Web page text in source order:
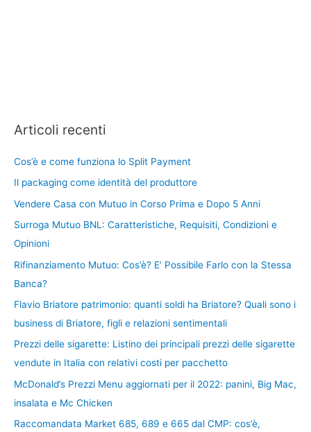
Articoli recenti
Cos’è e come funziona lo Split Payment
Il packaging come identità del produttore
Vendere Casa con Mutuo in Corso Prima e Dopo 5 Anni
Surroga Mutuo BNL: Caratteristiche, Requisiti, Condizioni e
Opinioni
Rifinanziamento Mutuo: Cos’è? E’ Possibile Farlo con la Stessa
Banca?
Flavio Briatore patrimonio: quanti soldi ha Briatore? Quali sono i
business di Briatore, figli e relazioni sentimentali
Prezzi delle sigarette: Listino dei principali prezzi delle sigarette
vendute in Italia con relativi costi per pacchetto
McDonald’s Prezzi Menu aggiornati per il 2022: panini, Big Mac,
insalata e Mc Chicken
Raccomandata Market 685, 689 e 665 dal CMP: cos’è,